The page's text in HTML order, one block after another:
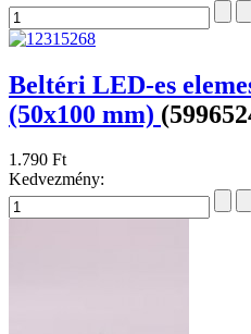
Beltéri LED-es
(50x100 mm)
1.790 Ft
Kedvezmény: